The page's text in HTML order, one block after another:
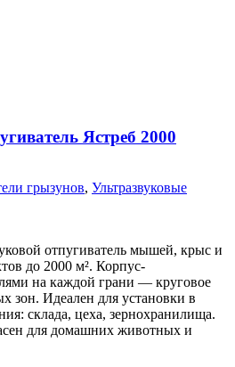
Ястреб 2000
грызунов, Ультразвуковые
отпугиватель мышей, крыс и
до 2000 м². Корпус-
на каждой грани — круговое
зон. Идеален для установки в
склада, цеха, зернохранилища.
для домашних животных и